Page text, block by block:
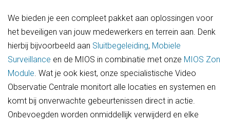
We bieden je een compleet pakket aan oplossingen voor
het beveiligen van jouw medewerkers en terrein aan. Denk
hierbij bijvoorbeeld aan Sluitbegeleiding, Mobiele
Surveillance en de MIOS in combinatie met onze MIOS Zon
Module. Wat je ook kiest, onze specialistische Video
Observatie Centrale monitort alle locaties en systemen en
komt bij onverwachte gebeurtenissen direct in actie.
Onbevoegden worden onmiddellijk verwijderd en elke